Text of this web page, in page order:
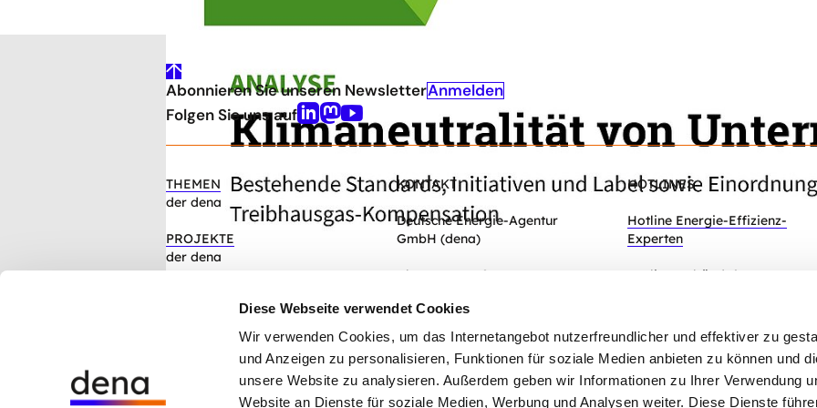
Diese Webseite verwendet Cookies
Wir verwenden Cookies, um das Internetangebot nutzerfreundlicher und effektiver zu
und Anzeigen zu personalisieren, Funktionen für soziale Medien anbieten zu können und
unsere Website zu analysieren. Außerdem geben wir Informationen zu Ihrer Verwendung
Website an Dienste für soziale Medien, Werbung und Analysen weiter. Diese Dienste
gehe
nach
oben
Abonnieren Sie unseren NewsletterAnmelden
Folgen Sie uns aufLinkedin
Mastodon
Youtube
THEMEN
der dena
PROJEKTE
der dena
Artikel, Events, Presse
Mission, Organisation, Jobs
KONTAKT
Deutsche Energie-Agentur
GmbH (dena)
Chausseestraße 128a
Zum Kontaktformular
HOTLINES
Hotline Energie-Effizienz-
Experten
Hotline Gebäudeforum